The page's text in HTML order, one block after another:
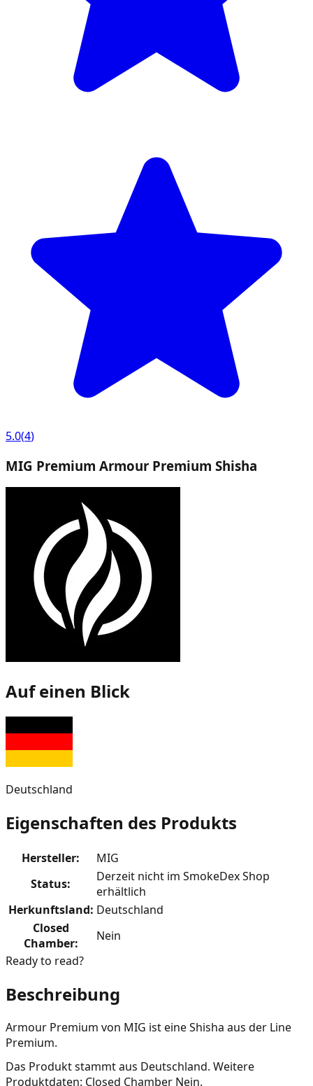
5.0(4)
MIG Premium Armour Premium Shisha
Auf einen Blick
Deutschland
Eigenschaften des Produkts
Hersteller:
MIG
Status:
Derzeit nicht im SmokeDex Shop
erhältlich
Herkunftsland: Deutschland
Closed
Chamber:
Nein
Ready to read?
Beschreibung
Armour Premium von MIG ist eine Shisha aus der Line
Premium.
Das Produkt stammt aus Deutschland. Weitere
Produktdaten: Closed Chamber Nein.